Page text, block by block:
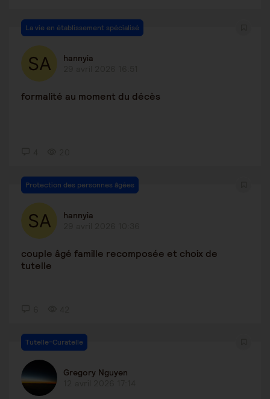
La vie en établissement spécialisé
hannyia
formalité au moment du décès
Protection des personnes âgées
hannyia
couple âgé famille recomposée et choix de
tutelle
Tutelle-Curatelle
Gregory Nguyen